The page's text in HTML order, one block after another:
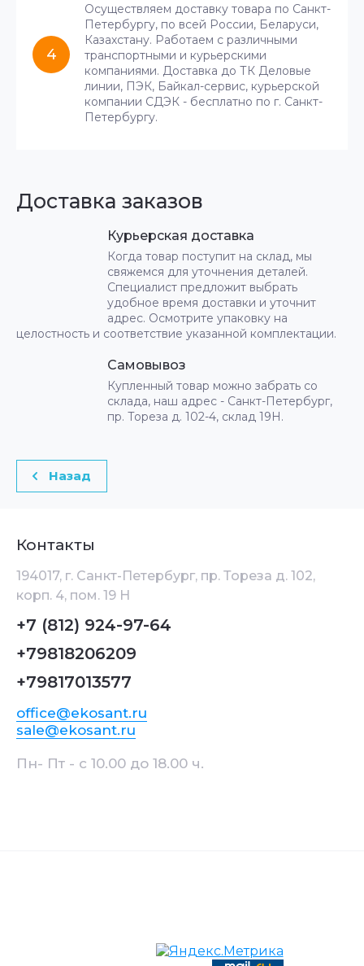
4
Осуществляем доставку товара по Санкт-
Петербургу, по всей России, Беларуси,
Казахстану. Работаем с различными
транспортными и курьерскими
компаниями. Доставка до ТК Деловые
линии, ПЭК, Байкал-сервис, курьерской
компании СДЭК - бесплатно по г. Санкт-
Петербургу.
Доставка заказов
Курьерская доставка
Когда товар поступит на склад, мы
свяжемся для уточнения деталей.
Специалист предложит выбрать
удобное время доставки и уточнит
адрес. Осмотрите упаковку на
целостность и соответствие указанной комплектации.
Самовывоз
Купленный товар можно забрать со
склада, наш адрес - Санкт-Петербург,
пр. Тореза д. 102-4, склад 19Н.
Назад
Контакты
194017, г. Санкт-Петербург, пр. Тореза д. 102,
корп. 4, пом. 19 Н
+7 (812) 924-97-64
+79818206209
+79817013577
office@ekosant.ru
sale@ekosant.ru
Пн- Пт - с 10.00 до 18.00 ч.